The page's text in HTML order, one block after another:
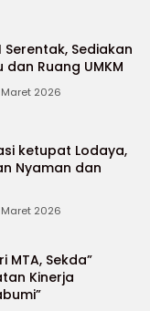
Sediakan
Ruang UMKM
Maret 2026
ketupat Lodaya,
Nyaman dan
Maret 2026
MTA, Sekda”
Kinerja